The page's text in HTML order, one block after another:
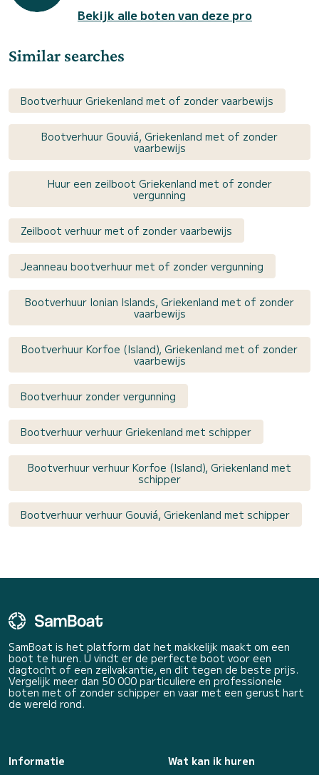
Bekijk alle boten van deze pro
Similar searches
Bootverhuur Griekenland met of zonder vaarbewijs
Bootverhuur Gouviá, Griekenland met of zonder
vaarbewijs
Huur een zeilboot Griekenland met of zonder
vergunning
Zeilboot verhuur met of zonder vaarbewijs
Jeanneau bootverhuur met of zonder vergunning
Bootverhuur Ionian Islands, Griekenland met of zonder
vaarbewijs
Bootverhuur Korfoe (Island), Griekenland met of zonder
vaarbewijs
Bootverhuur zonder vergunning
Bootverhuur verhuur Griekenland met schipper
Bootverhuur verhuur Korfoe (Island), Griekenland met
schipper
Bootverhuur verhuur Gouviá, Griekenland met schipper
SamBoat is het platform dat het makkelijk maakt om een
boot te huren. U vindt er de perfecte boot voor een
dagtocht of een zeilvakantie, en dit tegen de beste prijs.
Vergelijk meer dan 50 000 particuliere en professionele
boten met of zonder schipper en vaar met een gerust hart
de wereld rond.
Informatie
Wat kan ik huren